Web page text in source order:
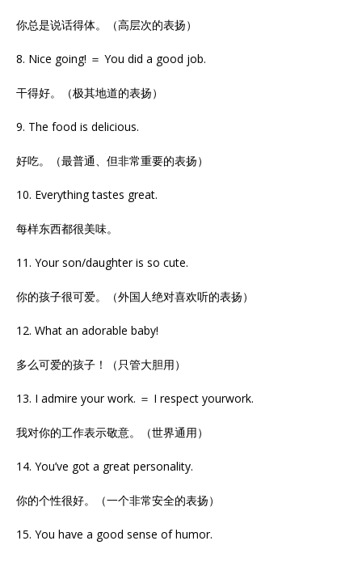
你总是说话得体。（高层次的表扬）
8. Nice going! ＝ You did a good job.
干得好。（极其地道的表扬）
9. The food is delicious.
好吃。（最普通、但非常重要的表扬）
10. Everything tastes great.
每样东西都很美味。
11. Your son/daughter is so cute.
你的孩子很可爱。（外国人绝对喜欢听的表扬）
12. What an adorable baby!
多么可爱的孩子！（只管大胆用）
13. I admire your work. ＝ I respect yourwork.
我对你的工作表示敬意。（世界通用）
14. You’ve got a great personality.
你的个性很好。（一个非常安全的表扬）
15. You have a good sense of humor.